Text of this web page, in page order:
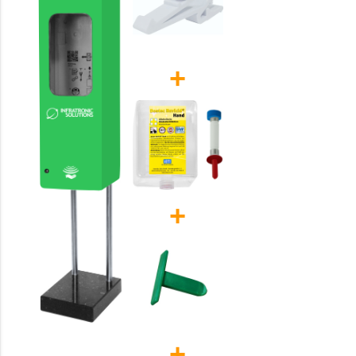
+
+